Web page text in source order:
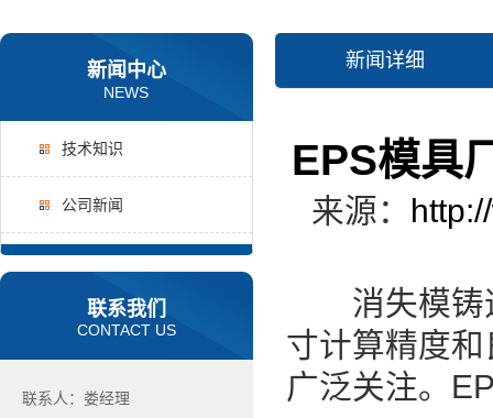
新闻中心
NEWS
技术知识
公司新闻
联系我们
CONTACT US
联系人：娄经理
新闻详细
EPS模具
来源：
消失模铸造
寸计算精度
广泛关注。